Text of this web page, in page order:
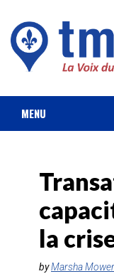
MENU
FORFAIT VACANCES
CROISIÈRES
HOTELS & RESORTS
la
byMarsha